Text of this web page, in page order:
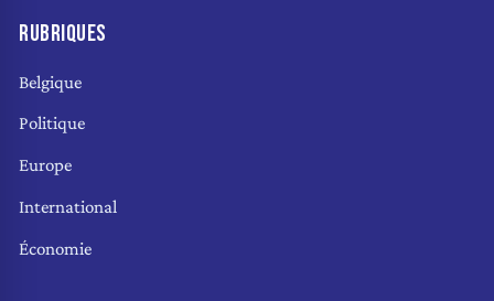
RUBRIQUES
Belgique
Politique
Europe
International
Économie